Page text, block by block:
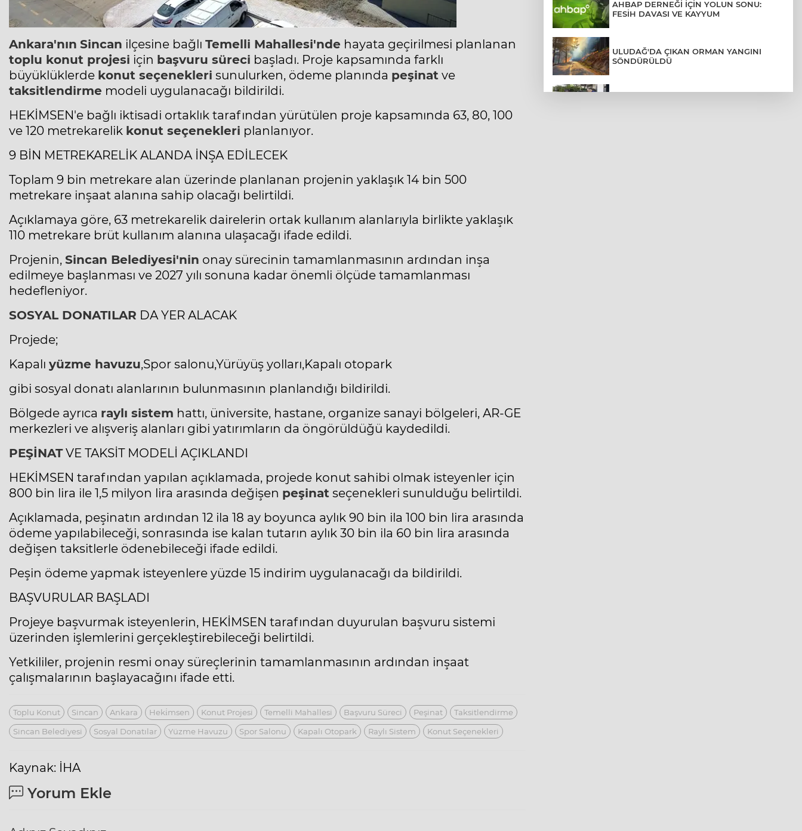
Ankara'nın Sincan ilçesine bağlı Temelli Mahallesi'nde hayata geçirilmesi planlanan
toplu konut projesi için başvuru süreci başladı. Proje kapsamında farklı
büyüklüklerde konut seçenekleri sunulurken, ödeme planında peşinat ve
taksitlendirme modeli uygulanacağı bildirildi.
HEKİMSEN'e bağlı iktisadi ortaklık tarafından yürütülen proje kapsamında 63, 80, 100
ve 120 metrekarelik konut seçenekleri planlanıyor.
9 BİN METREKARELİK ALANDA İNŞA EDİLECEK
Toplam 9 bin metrekare alan üzerinde planlanan projenin yaklaşık 14 bin 500
metrekare inşaat alanına sahip olacağı belirtildi.
Açıklamaya göre, 63 metrekarelik dairelerin ortak kullanım alanlarıyla birlikte yaklaşık
110 metrekare brüt kullanım alanına ulaşacağı ifade edildi.
Projenin, Sincan Belediyesi'nin onay sürecinin tamamlanmasının ardından inşa
edilmeye başlanması ve 2027 yılı sonuna kadar önemli ölçüde tamamlanması
hedefleniyor.
SOSYAL DONATILAR DA YER ALACAK
Projede;
Kapalı yüzme havuzu,Spor salonu,Yürüyüş yolları,Kapalı otopark
gibi sosyal donatı alanlarının bulunmasının planlandığı bildirildi.
Bölgede ayrıca raylı sistem hattı, üniversite, hastane, organize sanayi bölgeleri, AR-GE
merkezleri ve alışveriş alanları gibi yatırımların da öngörüldüğü kaydedildi.
PEŞİNATVE TAKSİT MODELİ AÇIKLANDI
HEKİMSEN tarafından yapılan açıklamada, projede konut sahibi olmak isteyenler için
800 bin lira ile 1,5 milyon lira arasında değişen peşinat seçenekleri sunulduğu belirtildi.
Açıklamada, peşinatın ardından 12 ila 18 ay boyunca aylık 90 bin ila 100 bin lira arasında
ödeme yapılabileceği, sonrasında ise kalan tutarın aylık 30 bin ila 60 bin lira arasında
değişen taksitlerle ödenebileceği ifade edildi.
Peşin ödeme yapmak isteyenlere yüzde 15 indirim uygulanacağı da bildirildi.
BAŞVURULAR BAŞLADI
Projeye başvurmak isteyenlerin, HEKİMSEN tarafından duyurulan başvuru sistemi
üzerinden işlemlerini gerçekleştirebileceği belirtildi.
Yetkililer, projenin resmi onay süreçlerinin tamamlanmasının ardından inşaat
çalışmalarının başlayacağını ifade etti.
Toplu Konut Sincan Ankara Heki̇msen Konut Projesi Temelli Mahallesi Başvuru Süreci Peşinat
Taksitlendirme
Sincan Belediyesi
Sosyal Donatılar Yüzme Havuzu Spor Salonu Kapalı Otopark Raylı Sistem Konut Seçenekleri
Kaynak: İHA
Yorum Ekle
AHBAP DERNEĞİ İÇİN YOLUN SONU:
FESİH DAVASI VE KAYYUM
ULUDAĞ'DA ÇIKAN ORMAN YANGINI
SÖNDÜRÜLDÜ